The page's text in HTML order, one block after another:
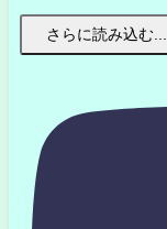
さらに読み込む...